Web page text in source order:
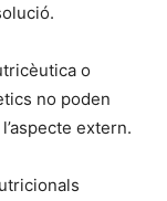
o
no poden
extern.